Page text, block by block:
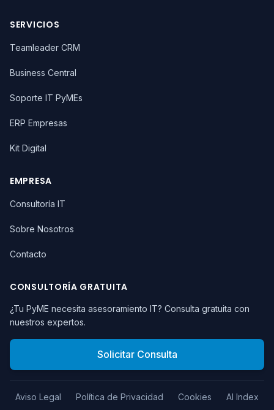
SERVICIOS
Teamleader CRM
Business Central
Soporte IT PyMEs
ERP Empresas
Kit Digital
EMPRESA
Consultoría IT
Sobre Nosotros
Contacto
CONSULTORÍA GRATUITA
¿Tu PyME necesita asesoramiento IT? Consulta gratuita con
nuestros expertos.
Solicitar Consulta
Aviso Legal Política de Privacidad Cookies AI Index